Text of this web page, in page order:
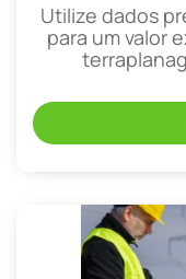
Utilize dados
para um valor